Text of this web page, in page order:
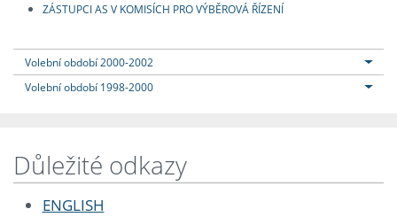
ZÁSTUPCI AS V KOMISÍCH PRO VÝBĚROVÁ ŘÍZENÍ
Volební období 2000-2002
Volební období 1998-2000
Důležité odkazy
ENGLISH